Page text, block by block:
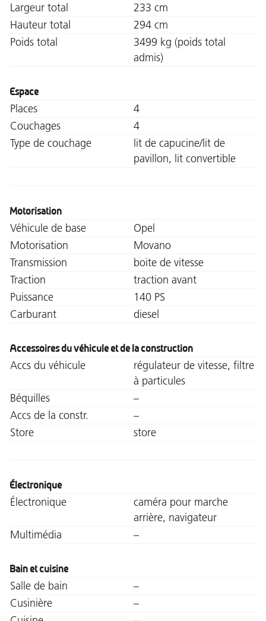
Largeur total
233 cm
Hauteur total
294 cm
Poids total
3499 kg (poids total
admis)
Espace
Places
4
Couchages
4
Type de couchage
lit de capucine/lit de
pavillon, lit convertible
Motorisation
Véhicule de base
Opel
Motorisation
Movano
Transmission
boite de vitesse
Traction
traction avant
Puissance
140 PS
Carburant
diesel
Accessoires du véhicule et de la construction
Accs du véhicule
régulateur de vitesse, filtre
à particules
Béquilles
–
Accs de la constr.
–
Store
store
Électronique
Électronique
caméra pour marche
arrière, navigateur
Multimédia
–
Bain et cuisine
Salle de bain
–
Cusinière
–